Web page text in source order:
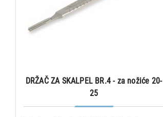
DRŽAČ ZA SKALPEL BR.4 - za nožiće 20-
25